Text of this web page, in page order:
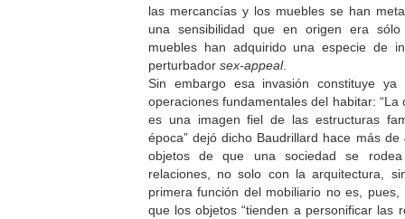
las mercancías y los muebles se han
una sensibilidad que en origen era
muebles han adquirido una especie de
perturbador sex-appeal.
Sin embargo esa invasión constituye
operaciones fundamentales del habitar:
es una imagen fiel de las estructuras
época” dejó dicho Baudrillard hace más
objetos de que una sociedad se
relaciones, no solo con la arquitectura,
primera función del mobiliario no es,
que los objetos “tienden a personificar las